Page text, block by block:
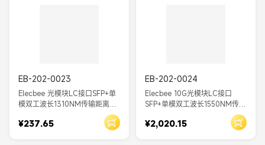
EB-202-0023
Elecbee 光模块LC接口SFP+单
模双工波长1310NM传输距离
¥237.65
EB-202-0024
Elecbee 10G光模块LC接口
SFP+单模双工波长1550NM传输
¥2,020.15